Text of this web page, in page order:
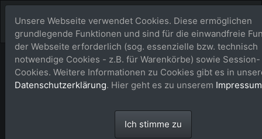
Unsere Webseite verwendet Cookies. Diese ermöglichen
grundlegende Funktionen und sind für die einwandfreie
der Webseite erforderlich (sog. essenzielle bzw. technisch
notwendige Cookies - z.B. für Warenkörbe) sowie Session-
Cookies. Weitere Informationen zu Cookies gibt es in
Datenschutzerklärung. Hier geht es zu unserem Impressum
Ich stimme zu